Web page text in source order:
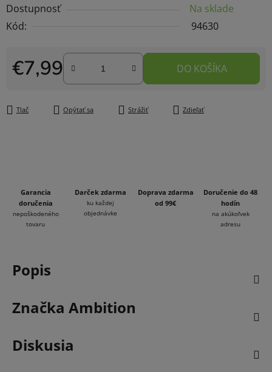
Dostupnosť
Na sklade
Kód:
94630
€7,99
Jednotková cena:
DO KOŠÍKA
Tlač Opýtať sa Strážiť Zdieľať
Garancia
doručenia
nepoškodeného
tovaru
Darček zdarma
ku každej
objednávke
Doprava zdarma
od 99€
Doručenie do 48
hodín
na akúkoľvek
adresu
Popis
Značka Ambition
Diskusia